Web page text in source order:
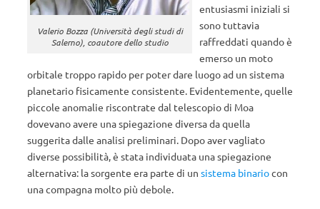
Valerio Bozza (Università degli studi di
Salerno), coautore dello studio
entusiasmi iniziali si
sono tuttavia
raffreddati quando è
emerso un moto
orbitale troppo rapido per poter dare luogo ad un sistema
planetario fisicamente consistente. Evidentemente, quelle
piccole anomalie riscontrate dal telescopio di Moa
dovevano avere una spiegazione diversa da quella
suggerita dalle analisi preliminari. Dopo aver vagliato
diverse possibilità, è stata individuata una spiegazione
alternativa: la sorgente era parte di un sistema binariocon
una compagna molto più debole.